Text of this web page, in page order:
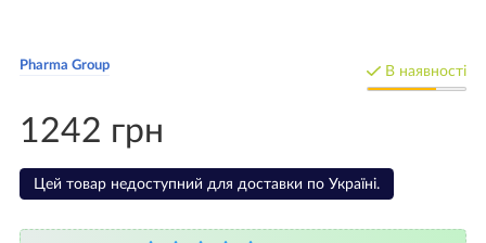
Pharma Group В наявності
1242 грн
Цей товар недоступний для доставки по Україні.